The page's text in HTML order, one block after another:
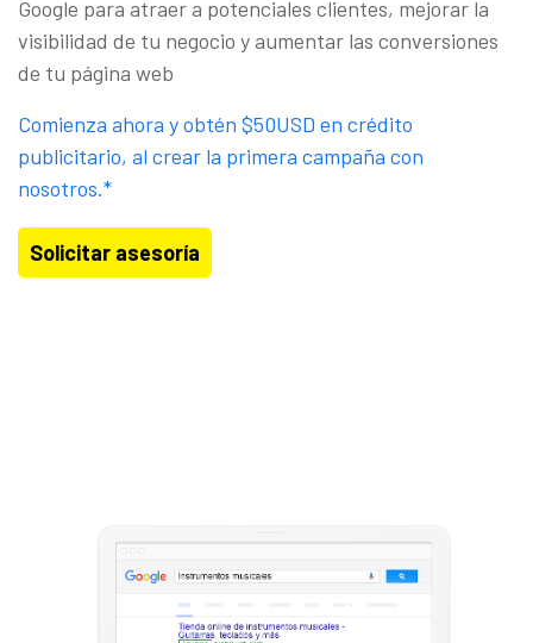
Google para atraer a potenciales clientes, mejorar la
visibilidad de tu negocio y aumentar las conversiones
de tu página web
Comienza ahora y obtén $50USD en crédito
publicitario, al crear la primera campaña con
nosotros.*
Solicitar asesoría